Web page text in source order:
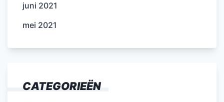
juni 2021
mei 2021
CATEGORIEËN